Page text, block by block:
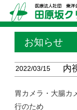
お知らせ
2022/03/15 内
胃カメラ・大腸カ
行のため